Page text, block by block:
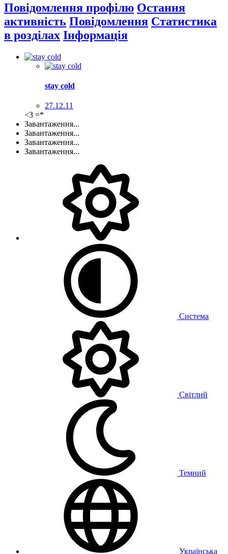
Повідомлення профілю Остання
активність Повідомлення Статистика
в розділах Інформація
stay cold
27.12.11
<3 =*
Завантаження...
Завантаження...
Завантаження...
Завантаження...
Система
Світлий
Темний
Українська